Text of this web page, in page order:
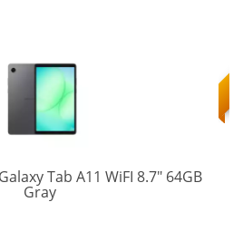
Tab A11 WiFI 8.7" 64GB
GraySM-